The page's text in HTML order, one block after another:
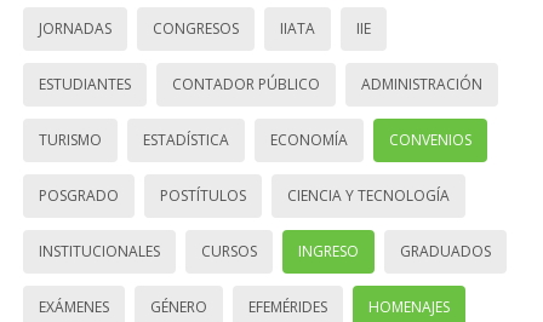
JORNADAS CONGRESOS IIATA IIE
ESTUDIANTES CONTADOR PÚBLICO ADMINISTRACIÓN
TURISMO ESTADÍSTICA ECONOMÍA CONVENIOS
POSGRADO POSTÍTULOS CIENCIA Y TECNOLOGÍA
INSTITUCIONALES CURSOS INGRESO GRADUADOS
EXÁMENES GÉNERO EFEMÉRIDES HOMENAJES